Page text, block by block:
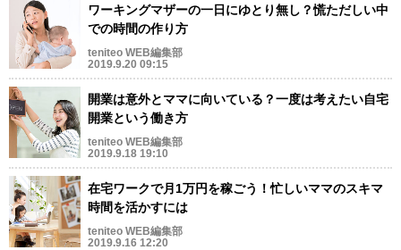
ワーキングマザーの一日にゆとり無し？慌ただしい中
での時間の作り方
teniteo WEB編集部
2019.9.20 09:15
開業は意外とママに向いている？一度は考えたい自宅
開業という働き方
teniteo WEB編集部
2019.9.18 19:10
在宅ワークで月1万円を稼ごう！忙しいママのスキマ
時間を活かすには
teniteo WEB編集部
2019.9.16 12:20